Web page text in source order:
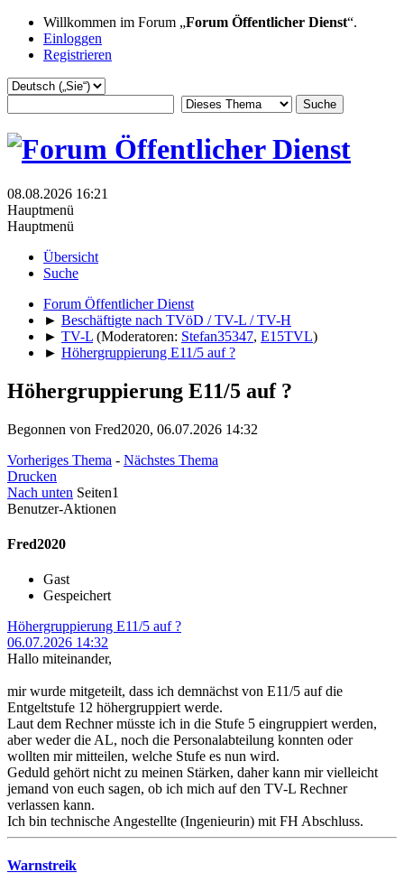
Willkommen im Forum „Forum Öffentlicher Dienst“.
Einloggen
Registrieren
08.08.2026 16:21
Hauptmenü
Hauptmenü
Übersicht
Suche
Forum Öffentlicher Dienst
► Beschäftigte nach TVöD / TV-L / TV-H
► TV-L (Moderatoren: Stefan35347, E15TVL)
► Höhergruppierung E11/5 auf ?
Höhergruppierung E11/5 auf ?
Begonnen von Fred2020, 06.07.2026 14:32
Vorheriges Thema - Nächstes Thema
Drucken
Nach unten Seiten1
Benutzer-Aktionen
Fred2020
Gast
Gespeichert
Höhergruppierung E11/5 auf ?
06.07.2026 14:32
Hallo miteinander,
mir wurde mitgeteilt, dass ich demnächst von E11/5 auf die
Entgeltstufe 12 höhergruppiert werde.
Laut dem Rechner müsste ich in die Stufe 5 eingruppiert werden,
aber weder die AL, noch die Personalabteilung konnten oder
wollten mir mitteilen, welche Stufe es nun wird.
Geduld gehört nicht zu meinen Stärken, daher kann mir vielleicht
jemand von euch sagen, ob ich mich auf den TV-L Rechner
verlassen kann.
Ich bin technische Angestellte (Ingenieurin) mit FH Abschluss.
Warnstreik